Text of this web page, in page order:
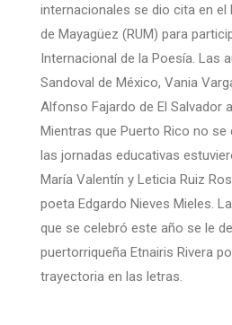
internacionales se dio cita en el
de Mayagüez (RUM) para
Internacional de la Poesía. Las
Sandoval de México, Vania
Alfonso Fajardo de El Salvador
Mientras que Puerto Rico no se
las jornadas educativas
María Valentín y Leticia Ruiz
poeta Edgardo Nieves Mieles.
que se celebró este año se le
puertorriqueña Etnairis Rivera
trayectoria en las letras.